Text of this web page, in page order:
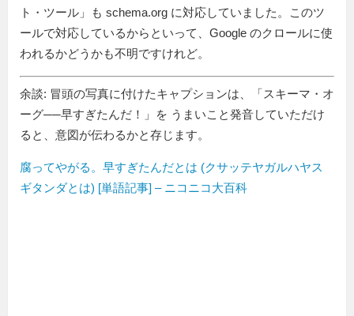
ト・ツール」も schema.org に対応していました。このツ
ールで対応しているからといって、Google のクロールに使
われるかどうかも不明ですけれど。
余談: 冒頭の写真に付けたキャプションは、「スキーマ・オ
ーグ──早すぎたんだ！」を うまいこと発音していただけ
ると、意図が伝わるかと存じます。
腐ってやがる。早すぎたんだとは (クサッテヤガルハヤス
ギタンダとは) [単語記事] – ニコニコ大百科